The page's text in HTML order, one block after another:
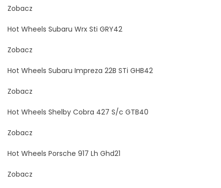
Zobacz
Hot Wheels Subaru Wrx Sti GRY42
Zobacz
Hot Wheels Subaru Impreza 22B STi GHB42
Zobacz
Hot Wheels Shelby Cobra 427 S/c GTB40
Zobacz
Hot Wheels Porsche 917 Lh Ghd21
Zobacz